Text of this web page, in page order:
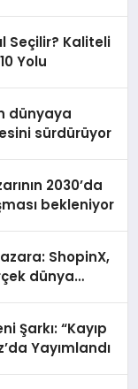
Seçilir? Kaliteli
Yolu
dünyaya
sürdürüyor
2030’da
bekleniyor
ShopinX,
dünya
Şarkı: “Kayıp
Yayımlandı